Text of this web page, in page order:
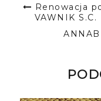
Renowacja
VAWNIK S.C.